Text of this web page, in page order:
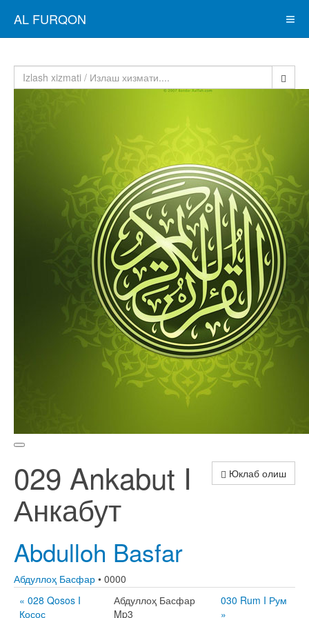
AL FURQON
Юклаб олиш
029 Ankabut I
Анкабут
Abdulloh Basfar
Абдуллоҳ Басфар • 0000
« 028 Qosos I
Қосос
Абдуллоҳ Басфар
Mp3
030 Rum I Рум
»